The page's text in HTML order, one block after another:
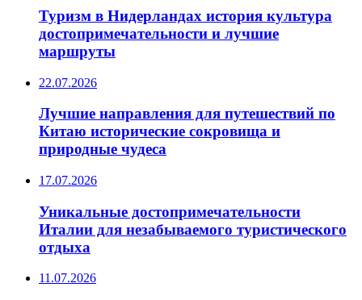
Туризм в Нидерландах история культура
достопримечательности и лучшие
маршруты
22.07.2026
Лучшие направления для путешествий по
Китаю исторические сокровища и
природные чудеса
17.07.2026
Уникальные достопримечательности
Италии для незабываемого туристического
отдыха
11.07.2026